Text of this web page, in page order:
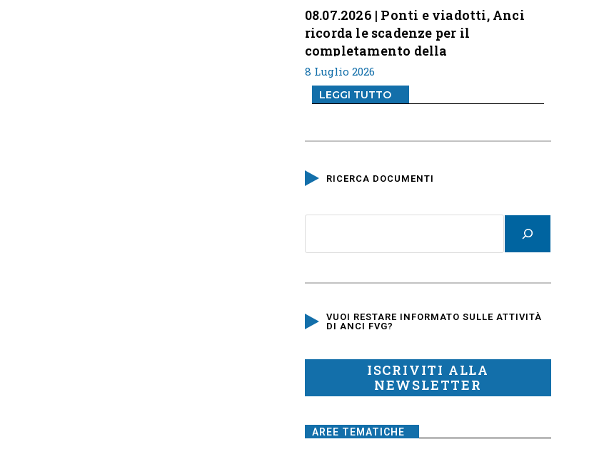
08.07.2026 | Ponti e viadotti, Anci
ricorda le scadenze per il
completamento della
classificazione del rischio
8 Luglio 2026
LEGGI TUTTO
RICERCA DOCUMENTI
VUOI RESTARE INFORMATO SULLE ATTIVITÀ
DI ANCI FVG?
ISCRIVITI ALLA
NEWSLETTER
AREE TEMATICHE